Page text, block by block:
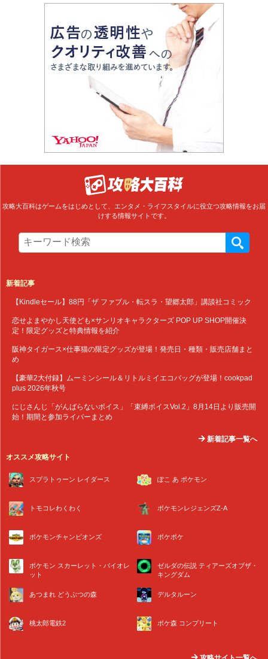
攻略大百科はゲームをはじめとして、エンタメ・ライフスタイルに役立つ攻略情報をお届
けする情報サイトです。
新着記事
【Kindleセール】88円「ザ ファブル・転スラ・望郷太郎」講談社コミック
恋せよまやかし天使ども×サンリオキャラクターズ POP UP SHOP開催決
定！限定グッズと特典情報を紹介
阪神タイガース×仕事猫の限定グッズが登場！発売日・種類・販売店舗まと
め
【豪華2大付録】ムーミンシール＆リトルミイエコバッグが登場！cookpad
plus 2026年秋号
にじさんじ「がんばらないボイス」「束縛ボイスVol.2」8月14日より販売開
始！期間と参加ライバーまとめ
新着記事一覧へ
オススメ攻略サイト
スプラトゥーン レイダース ぽこ あ ポケモン
トモコレわくわく ポケモンレジェンズZ-A
ポケモンチャンピオンズ ポケポケ
ポケモン スカーレット・バイオレ
ット
ゼルダの伝説 ティアーズオブザ・
キングダム
あつまれ どうぶつの森 デルタルーン
桃太郎電鉄2 ポケ森 コンプリート